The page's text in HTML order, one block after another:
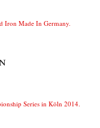
Iron Made In Germany.
Series in Köln 2014.